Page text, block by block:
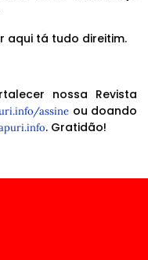
aqui tá tudo direitim.
nossa Revista
assine ou doando
. Gratidão!